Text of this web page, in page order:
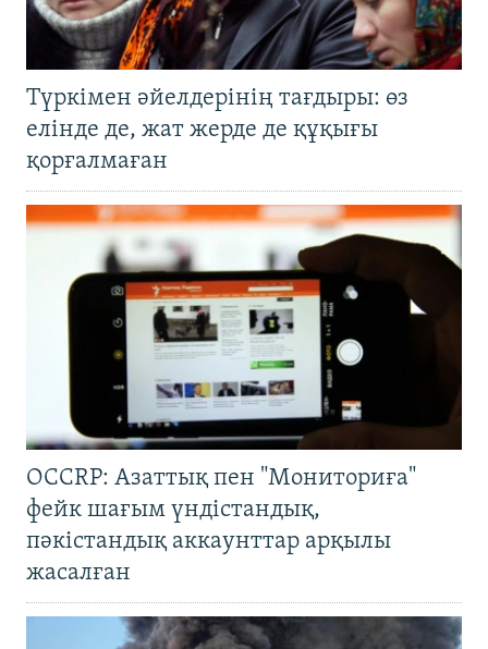
Түркімен әйелдерінің тағдыры: өз
елінде де, жат жерде де құқығы
қорғалмаған
OCCRP: Азаттық пен "Мониториға"
фейк шағым үндістандық,
пәкістандық аккаунттар арқылы
жасалған